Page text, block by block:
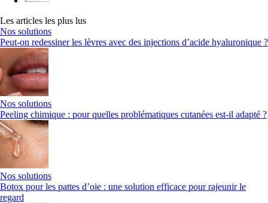
Les articles les plus lus
Nos solutions
Peut-on redessiner les lèvres avec des injections d’acide hyaluronique ?
Nos solutions
Peeling chimique : pour quelles problématiques cutanées est-il adapté ?
Nos solutions
Botox pour les pattes d’oie : une solution efficace pour rajeunir le
regard